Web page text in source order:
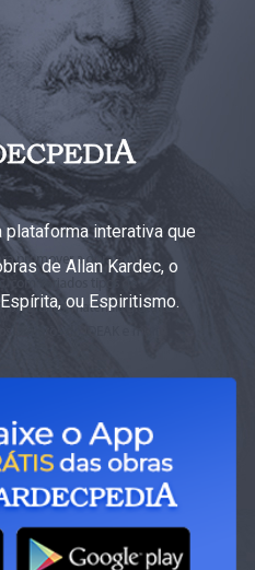
plataforma interativa que
de Allan Kardec, o
ou Espiritismo.